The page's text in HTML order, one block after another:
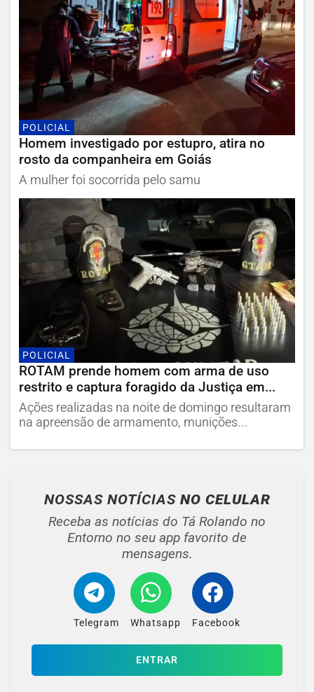
POLICIAL
Homem investigado por estupro, atira no
rosto da companheira em Goiás
A mulher foi socorrida pelo samu
POLICIAL
ROTAM prende homem com arma de uso
restrito e captura foragido da Justiça em...
Ações realizadas na noite de domingo resultaram
na apreensão de armamento, munições...
NOSSAS NOTÍCIAS NO CELULAR
Receba as notícias do Tá Rolando no
Entorno no seu app favorito de
mensagens.
Telegram Whatsapp Facebook
ENTRAR